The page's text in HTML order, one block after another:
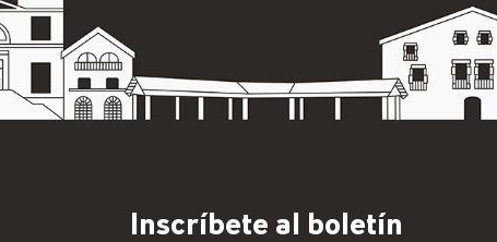
Inscríbete al boletín